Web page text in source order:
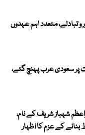
و تبادلے، متعدد اہم عہدوں
پر سعودی عرب پہنچ گئے،
شہباز شریف کے نام،
کے عزم کا اظہار